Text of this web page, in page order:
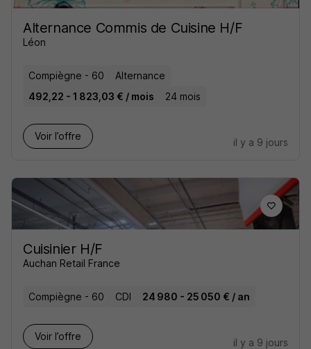
Alternance Commis de Cuisine H/F
Léon
Compiègne - 60
Alternance
492,22 - 1 823,03 € / mois
24 mois
Voir l’offre
il y a 9 jours
Cuisinier H/F
Auchan Retail France
Compiègne - 60 CDI 24 980 - 25 050 € / an
Voir l’offre
il y a 9 jours